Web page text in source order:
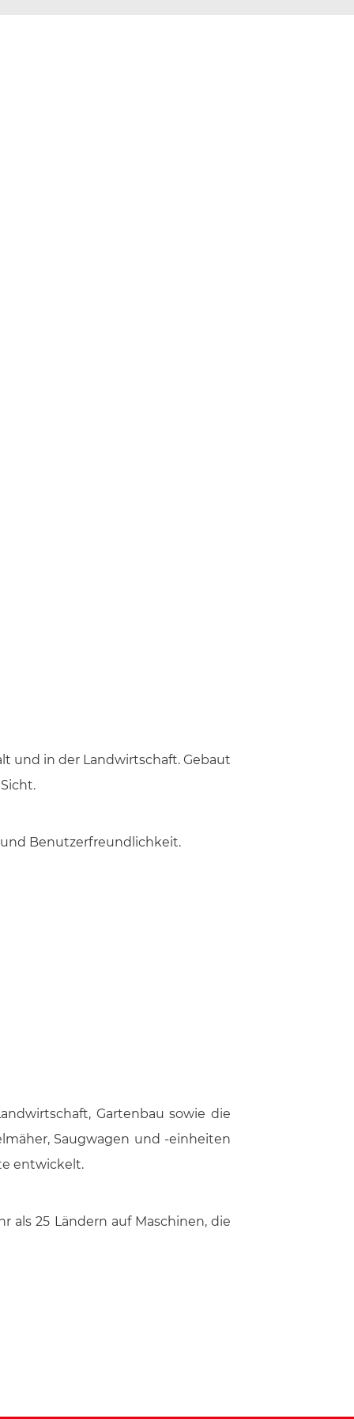
und in der Landwirtschaft. Gebaut
Benutzerfreundlichkeit.
Gartenbau sowie die
Saugwagen und -einheiten
entwickelt.
als 25 Ländern auf Maschinen, die